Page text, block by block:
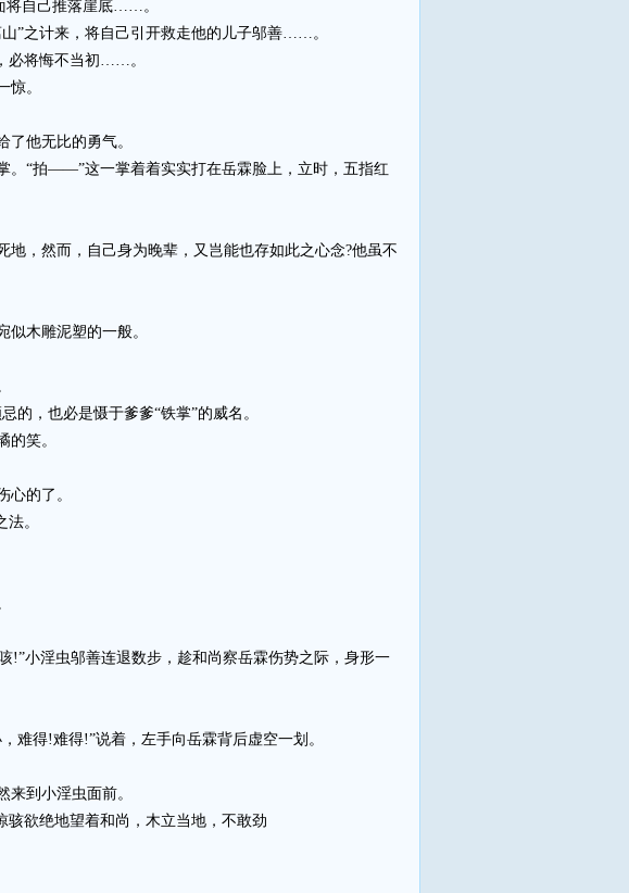
将自己推落崖底……。
”之计来，将自己引开救走他的儿子邬善……。
必将悔不当初……。
。
他无比的勇气。
“拍——”这一掌着着实实打在岳霖脸上，立时，五指红
然而，自己身为晚辈，又岂能也存如此之心念?他虽不
木雕泥塑的一般。
，也必是慑于爹爹“铁掌”的威名。
笑。
的了。
。
小淫虫邬善连退数步，趁和尚察岳霖伤势之际，身形一
得!难得!”说着，左手向岳霖背后虚空一划。
到小淫虫面前。
欲绝地望着和尚，木立当地，不敢劲